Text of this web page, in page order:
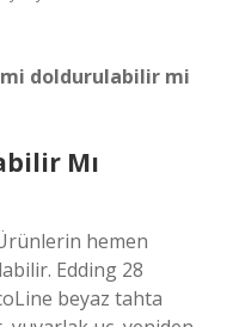
doldurulabilir mi
Mı
hemen
Edding 28
beyaz tahta